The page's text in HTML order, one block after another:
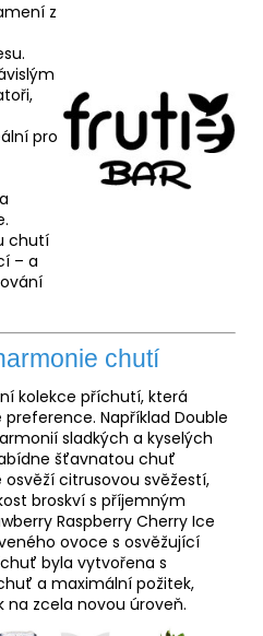
z
pro
.
chutí
– a
chutí
kolekce příchutí, která
Například Double
sladkých a kyselých
šťavnatou chuť
citrusovou svěžestí,
broskví s příjemným
Raspberry Cherry Ice
ovoce s osvěžující
byla vytvořena s
a maximální požitek,
na zcela novou úroveň.